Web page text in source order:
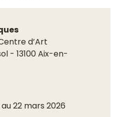
d’Art
- 13100 Aix-en-
22 mars 2026